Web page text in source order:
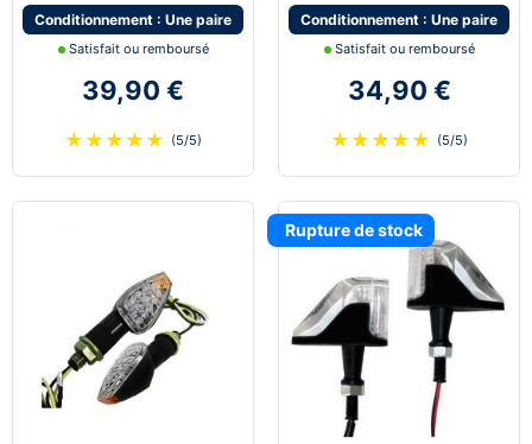
moto scooter quad
Conditionnement : Une paire
Satisfait ou remboursé
39,90 €
★ ★ ★ ★ ★ (5/5)
feu de position
Conditionnement : Une paire
Satisfait ou remboursé
34,90 €
★ ★ ★ ★ ★ (5/5)
Rupture de stock